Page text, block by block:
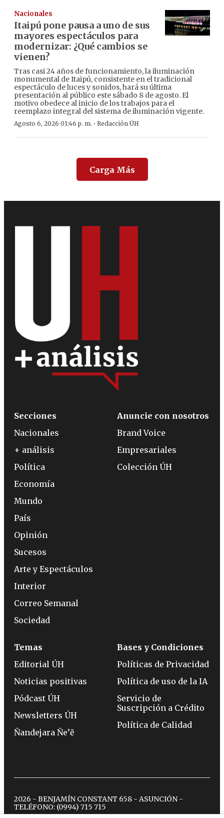
Nacionales
Itaipú pone pausa a uno de sus
mayores espectáculos para
modernizar: ¿Qué cambios se
vienen?
Tras casi 24 años de funcionamiento, la iluminación
monumental de Itaipú, consistente en el tradicional
espectáculo de luces y sonidos, hará su última
presentación al público este sábado 8 de agosto. El
motivo obedece al inicio de los trabajos para el
reemplazo integral del sistema de iluminación vigente.
Agosto 6, 2026 01:46 p. m. · Redacción ÚH
Carga Más
Secciones
Nacionales
+ análisis
Política
Economía
Mundo
País
Opinión
Sucesos
Arte y Espectáculos
Interior
Correo Semanal
Sociedad
Anuncie con nosotros
Brand Voice
Empresariales
Colección ÚH
Temas
Editorial ÚH
Noticias positivas
Pódcast ÚH
Newsletters ÚH
Ñandejara Ñe’ẽ
Bases y Condiciones
Políticas de Privacidad
Política de uso de la IA
Servicio de
Suscripción a Crédito
Política de Calidad
2026 - BENJAMÍN CONSTANT 658 - ASUNCIÓN -
TELÉFONO: (0994) 715 715